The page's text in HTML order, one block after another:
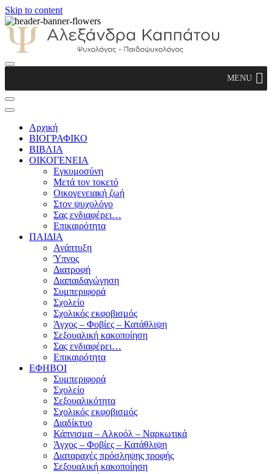
Skip to content
Παιδοψυχολόγος
MENU
Αρχική
ΒΙΟΓΡΑΦΙΚΟ
ΒΙΒΛΙΑ
ΟΙΚΟΓΕΝΕΙΑ
Εγκυμοσύνη
Μετά τον τοκετό
Οικογενειακή ζωή
Στον ψυχολόγο
Σας ενδιαφέρει…
Επικαιρότητα
ΠΑΙΔΙΑ
Ανάπτυξη
Ύπνος
Διατροφή
Διαπαιδαγώγηση
Συμπεριφορά
Σχολείο
Σχολικός εκφοβισμός
Άγχος – Φοβίες – Κατάθλιψη
Σεξουαλική κακοποίηση
Σας ενδιαφέρει…
Επικαιρότητα
ΕΦΗΒΟΙ
Συμπεριφορά
Σχολείο
Σεξουαλικότητα
Σχολικός εκφοβισμός
Διαδίκτυο
Κάπνισμα – Αλκοόλ – Ναρκωτικά
Άγχος – Φοβίες – Κατάθλιψη
Διαταραχές πρόσληψης τροφής
Σεξουαλική κακοποίηση